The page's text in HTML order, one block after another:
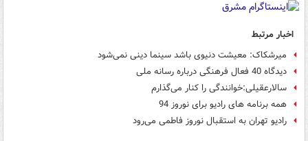
اخبار مرتبط
میرشکاک: معیشت‌ دنیوی باشد سینما دینی نمی‌شود
دیدگاه 40 فعال فرهنگی درباره رسانه ملی
سالارعقیلی:خوانندگی را کنار می‌گذارم
همه برنامه های رادیو برای نوروز 94
رادیو تهران به استقبال نوروز فاطمی می‌رود